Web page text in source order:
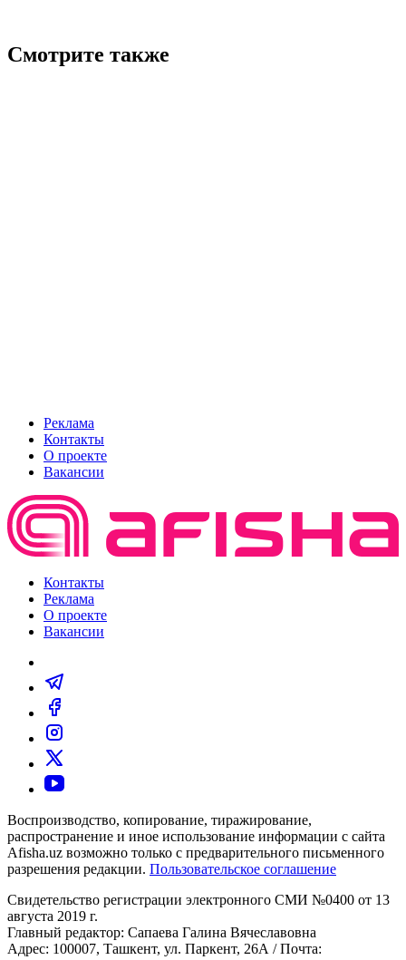
Смотрите также
Реклама
Контакты
О проекте
Вакансии
Контакты
Реклама
О проекте
Вакансии
Воспроизводство, копирование, тиражирование,
распространение и иное использование информации с сайта
Afisha.uz возможно только с предварительного письменного
разрешения редакции. Пользовательское соглашение
Свидетельство регистрации электронного СМИ №0400 от 13
августа 2019 г.
Главный редактор: Сапаева Галина Вячеславовна
Адрес: 100007, Ташкент, ул. Паркент, 26А / Почта: